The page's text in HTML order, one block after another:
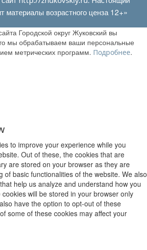
материалы возрастного ценза 12+»
Городской округ Жуковский вы
мы обрабатываем ваши персональные
метрических программ. Подробнее.
to improve your experience while you
Out of these, the cookies that are
are stored on your browser as they are
of basic functionalities of the website. We also
help us analyze and understand how you
will be stored in your browser only
have the option to opt-out of these
some of these cookies may affect your